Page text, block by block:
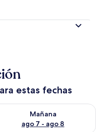
estas fechas
6 - ago 7
Mañana
ago 7 - ago 8
la disponibilidad